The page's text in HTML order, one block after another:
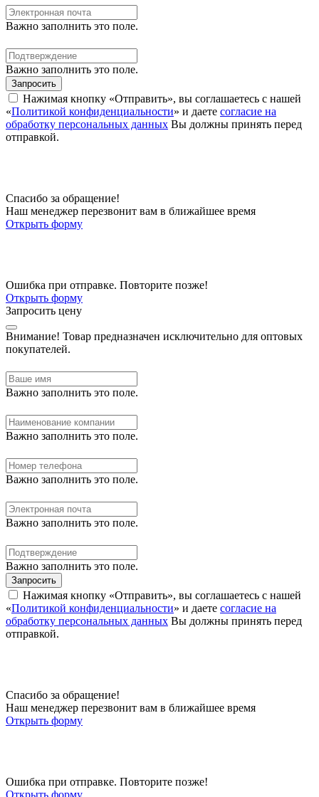
Важно заполнить это поле.
Важно заполнить это поле.
Запросить
Нажимая кнопку «Отправить», вы соглашаетесь с нашей
«Политикой конфиденциальности» и даете согласие на
обработку персональных данных Вы должны принять перед
отправкой.
Спасибо за обращение!
Наш менеджер перезвонит вам в ближайшее время
Открыть форму
Ошибка при отправке. Повторите позже!
Открыть форму
Запросить цену
Внимание! Товар предназначен исключительно для оптовых
покупателей.
Важно заполнить это поле.
Важно заполнить это поле.
Важно заполнить это поле.
Важно заполнить это поле.
Важно заполнить это поле.
Запросить
Нажимая кнопку «Отправить», вы соглашаетесь с нашей
«Политикой конфиденциальности» и даете согласие на
обработку персональных данных Вы должны принять перед
отправкой.
Спасибо за обращение!
Наш менеджер перезвонит вам в ближайшее время
Открыть форму
Ошибка при отправке. Повторите позже!
Открыть форму